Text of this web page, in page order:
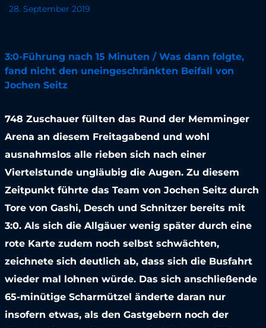
28. September 2019
3:0-Führung nach 15 Minuten / Was dann folgte,
fand nicht den uneingeschränkten Beifall von
Jochen Seitz
748 Zuschauer füllten das Rund der Memminger
Arena an diesem Freitagabend und wohl
ausnahmslos alle rieben sich nach einer
Viertelstunde ungläubig die Augen. Zu diesem
Zeitpunkt führte das Team von Jochen Seitz durch
Tore von Gashi, Desch und Schnitzer bereits mit
3:0. Als sich die Allgäuer wenig später durch eine
rote Karte zudem noch selbst schwächten,
zeichnete sich deutlich ab, dass sich die Busfahrt
wieder mal lohnen würde. Das sich anschließende
65-minütige Scharmützel änderte daran nur
insofern etwas, als den Gastgebern noch der